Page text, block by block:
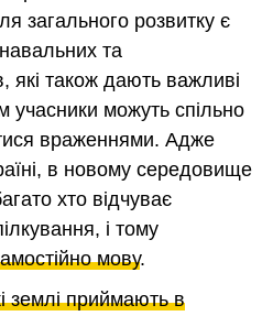
загального розвитку є
та
які також дають важливі
учасники можуть спільно
враженнями. Адже
в новому середовище
хто відчуває
і тому
мову.
землі приймають в